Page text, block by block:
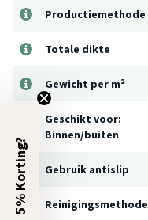
Productiemethode
Totale dikte
Gewicht per m²
Geschikt voor:
Binnen/buiten
Gebruik antislip
Reinigingsmethode
5% Korting?